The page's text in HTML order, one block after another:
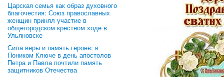
Царская семья как образ духовного
благочестия: Союз православных
женщин принял участие в
общегородском крестном ходе в
Ульяновске
Сила веры и память героев: в
Поником Ключе в день апостолов
Петра и Павла почтили память
защитников Отечества